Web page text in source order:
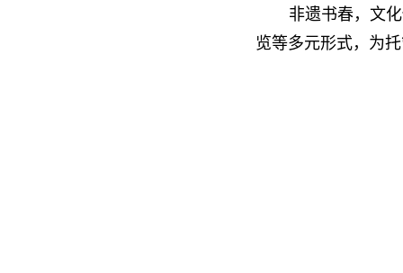
非遗书春，文
览等多元形式，为